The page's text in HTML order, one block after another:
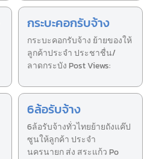
กระบะคอกรับจ้าง
กระบะคอกรับจ้าง ย้ายของให้
ลูกค้าประจำ ประชาชื่น/
ลาดกระบัง Post Views:
6ล้อรับจ้าง
6ล้อรับจ้างทั่วไทยย้ายถังแค๊ป
ซูนให้ลูกค้า ประจำ
นครนายก ส่ง สระแก้ว Po